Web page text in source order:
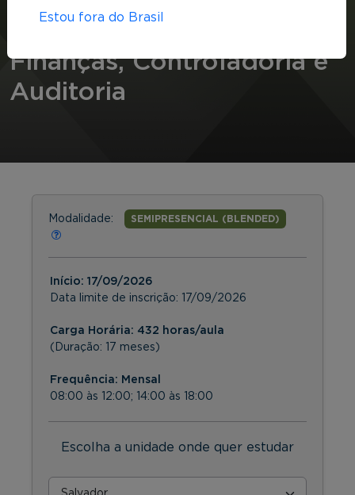
Finanças, Controladoria e
Auditoria
Modalidade: SEMIPRESENCIAL (BLENDED)
Início: 17/09/2026
Data limite de inscrição: 17/09/2026
Carga Horária: 432 horas/aula
(Duração: 17 meses)
Frequência: Mensal
08:00 às 12:00; 14:00 às 18:00
Escolha a unidade onde quer estudar
Estou fora do Brasil